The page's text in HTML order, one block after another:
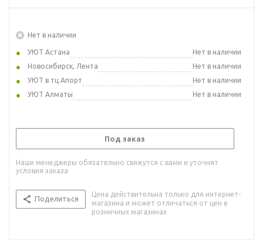
Нет в наличии
УЮТ Астана
Нет в наличии
Новосибирск, Лента
Нет в наличии
УЮТ в тц Апорт
Нет в наличии
УЮТ Алматы
Нет в наличии
Под заказ
Наши менеджеры обязательно свяжутся с вами и уточнят
условия заказа
Поделиться
Цена действительна только для интернет-
магазина и может отличаться от цен в
розничных магазинах